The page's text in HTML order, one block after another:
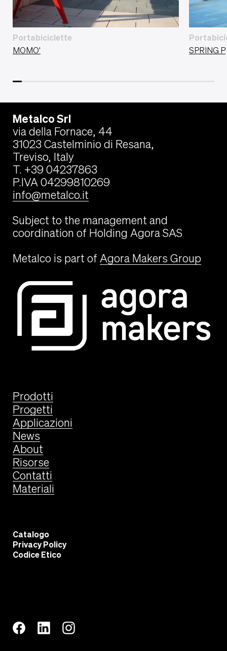
Portabiciclette
MOMO'
SPRING P
Metalco Srl
via della Fornace, 44
31023 Castelminio di Resana,
Treviso, Italy
T. +39 04237863
P.IVA 04299810269
info@metalco.it
Subject to the management and
coordination of Holding Agora SAS
Metalco is part of Agora Makers Group
Prodotti
Progetti
Applicazioni
News
About
Risorse
Contatti
Materiali
Catalogo
Privacy Policy
Codice Etico